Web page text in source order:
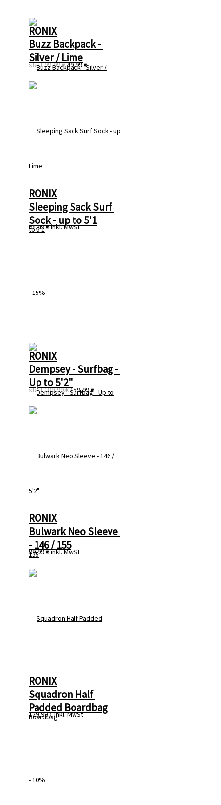
RONIX
Buzz Backpack -
Silver / Lime
statt99,99 €49,99 €
RONIX
Sleeping Sack Surf
Sock - up to 5'1
64,99 €inkl. MwSt
- 15%
RONIX
Dempsey - Surfbag -
Up to 5'2"
statt189,99 €159,99 €
RONIX
Bulwark Neo Sleeve
- 146 / 155
99,99 €inkl. MwSt
RONIX
Squadron Half
Padded Boardbag
129,99 €inkl. MwSt
- 10%